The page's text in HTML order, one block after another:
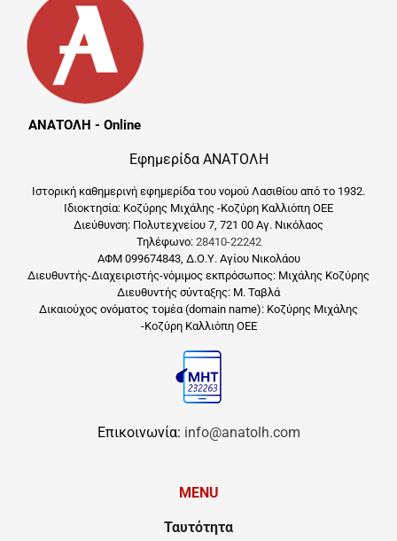
ΑΝΑΤΟΛΗ - Online
Εφημερίδα ΑΝΑΤΟΛΗ
Ιστορική καθημερινή εφημερίδα του νομού Λασιθίου από το 1932.
Ιδιοκτησία: Κοζύρης Μιχάλης -Κοζύρη Καλλιόπη ΟΕΕ
Διεύθυνση: Πολυτεχνείου 7, 721 00 Αγ. Νικόλαος
Τηλέφωνο: 28410-22242
ΑΦΜ 099674843, Δ.Ο.Υ. Αγίου Νικολάου
Διευθυντής-Διαχειριστής-νόμιμος εκπρόσωπος: Μιχάλης Κοζύρης
Διευθυντής σύνταξης: Μ. Ταβλά
Δικαιούχος ονόματος τομέα (domain name): Κοζύρης Μιχάλης
-Κοζύρη Καλλιόπη ΟΕΕ
Επικοινωνία: info@anatolh.com
MENU
Ταυτότητα